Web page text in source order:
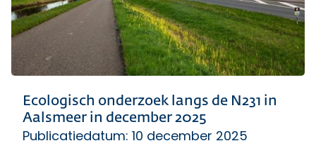
Ecologisch onderzoek langs de N231 in
Aalsmeer in december 2025
Publicatiedatum: 10 december 2025